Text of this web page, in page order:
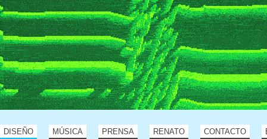
DISEÑO MÚSICA PRENSA RENATO CONTACTO